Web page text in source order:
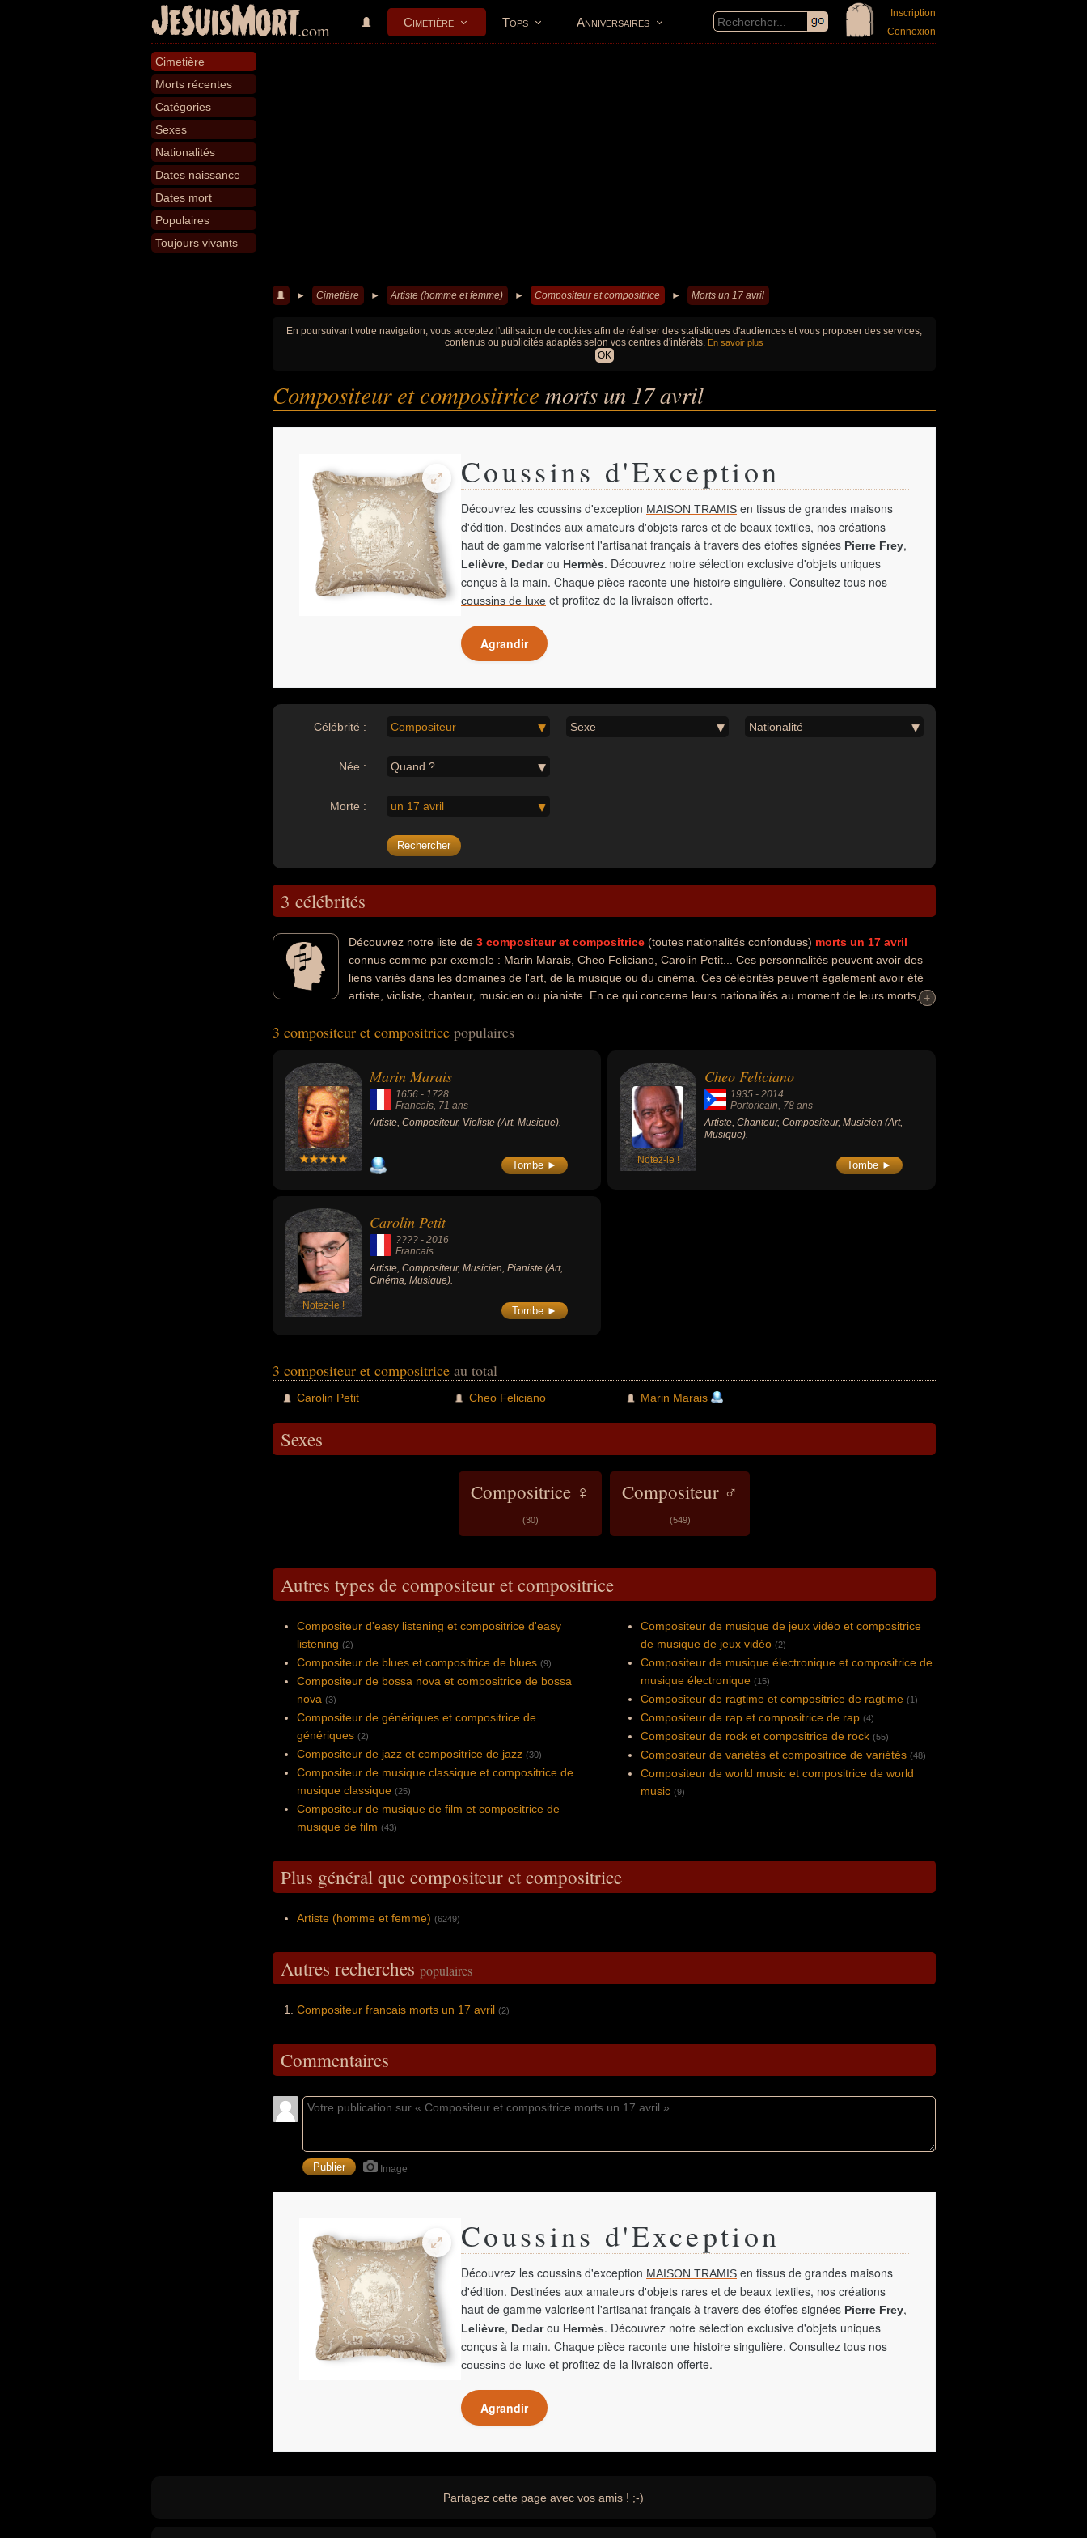
JeSuisMort.com Cimetière Tops Anniversaires
Inscription
Connexion
Cimetière
Morts récentes
Catégories
Sexes
Nationalités
Dates naissance
Dates mort
Populaires
Toujours vivants
► Cimetière ► Artiste (homme et femme) ► Compositeur et compositrice ► Morts un 17 avril
En poursuivant votre navigation, vous acceptez l'utilisation de cookies afin de réaliser des statistiques d'audiences et vous proposer des services,
contenus ou publicités adaptés selon vos centres d'intérêts. En savoir plus
OK
Compositeur et compositrice morts un 17 avril
Coussins d'Exception
Découvrez les coussins d'exception MAISON TRAMIS en tissus de grandes maisons
d'édition. Destinées aux amateurs d'objets rares et de beaux textiles, nos créations
haut de gamme valorisent l'artisanat français à travers des étoffes signées Pierre Frey,
Lelièvre, Dedarou Hermès. Découvrez notre sélection exclusive d'objets uniques
conçus à la main. Chaque pièce raconte une histoire singulière. Consultez tous nos
coussins de luxe et profitez de la livraison offerte.
Agrandir
Célébrité : Compositeur Sexe Nationalité
Née : Quand ?
Morte : un 17 avril
3 célébrités
Découvrez notre liste de 3 compositeur et compositrice (toutes nationalités confondues) morts un 17 avril
connus comme par exemple : Marin Marais, Cheo Feliciano, Carolin Petit... Ces personnalités peuvent avoir des
liens variés dans les domaines de l'art, de la musique ou du cinéma. Ces célébrités peuvent également avoir été
artiste, violiste, chanteur, musicien ou pianiste. En ce qui concerne leurs nationalités au moment de leurs morts, ils
+
+
3 compositeur et compositrice populaires
Marin Marais
1656 - 1728
Francais, 71 ans
Artiste, Compositeur, Violiste (Art, Musique).
Tombe ► Notez-le !
Cheo Feliciano
1935 -2014
Portoricain, 78 ans
Artiste, Chanteur, Compositeur, Musicien (Art,
Musique).
Tombe ►
Notez-le !
Carolin Petit
???? - 2016
Francais
Artiste, Compositeur, Musicien, Pianiste (Art,
Cinéma, Musique).
Tombe ►
3 compositeur et compositrice au total
Carolin Petit Cheo Feliciano Marin Marais
Sexes
Compositrice ♀
(30)
Compositeur ♂
(549)
Autres types de compositeur et compositrice
Compositeur d'easy listening et compositrice d'easy
listening (2)
Compositeur de blues et compositrice de blues (9)
Compositeur de bossa nova et compositrice de bossa
nova (3)
Compositeur de génériques et compositrice de
génériques (2)
Compositeur de jazz et compositrice de jazz (30)
Compositeur de musique classique et compositrice de
musique classique (25)
Compositeur de musique de film et compositrice de
musique de film (43)
Compositeur de musique de jeux vidéo et compositrice
de musique de jeux vidéo (2)
Compositeur de musique électronique et compositrice de
musique électronique (15)
Compositeur de ragtime et compositrice de ragtime (1)
Compositeur de rap et compositrice de rap (4)
Compositeur de rock et compositrice de rock (55)
Compositeur de variétés et compositrice de variétés (48)
Compositeur de world music et compositrice de world
music (9)
Plus général que compositeur et compositrice
Artiste (homme et femme) (6249)
Autres recherches populaires
Compositeur francais morts un 17 avril (2)
Commentaires
Image
Coussins d'Exception
Découvrez les coussins d'exception MAISON TRAMIS en tissus de grandes maisons
d'édition. Destinées aux amateurs d'objets rares et de beaux textiles, nos créations
haut de gamme valorisent l'artisanat français à travers des étoffes signées Pierre Frey,
Lelièvre, Dedarou Hermès. Découvrez notre sélection exclusive d'objets uniques
conçus à la main. Chaque pièce raconte une histoire singulière. Consultez tous nos
coussins de luxe et profitez de la livraison offerte.
Agrandir
Partagez cette page avec vos amis ! ;-)